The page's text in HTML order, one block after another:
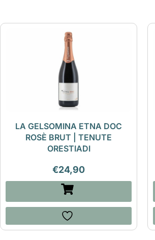
LA GELSOMINA ETNA DOC
ROSÈ BRUT | TENUTE
ORESTIADI
€24,90